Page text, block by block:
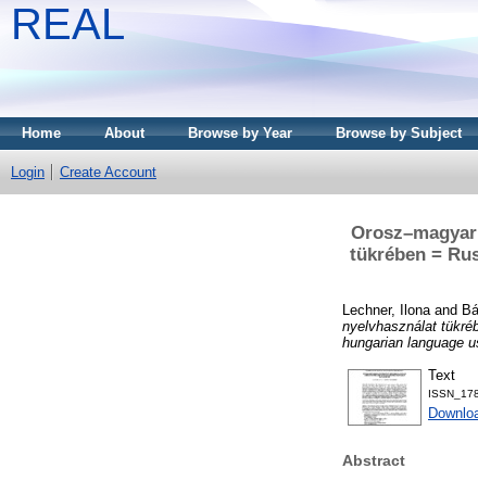
REAL
Home About Browse by Year Browse by Subject
Login Create Account
tükrében =
Lechner, Ilona and
nyelvhasználat
hungarian language
Text
Abstract